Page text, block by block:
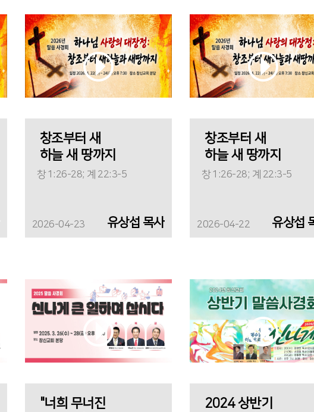
창조부터 새
하늘 새 땅까지
창 1:26-28; 계 22:3-5
2026-04-23 유상섭 목사
창조부터 새
하늘 새 땅까지
창 1:26-28; 계 22:3-5
2026-04-22 유상섭
"너희 무너진
2024 상반기